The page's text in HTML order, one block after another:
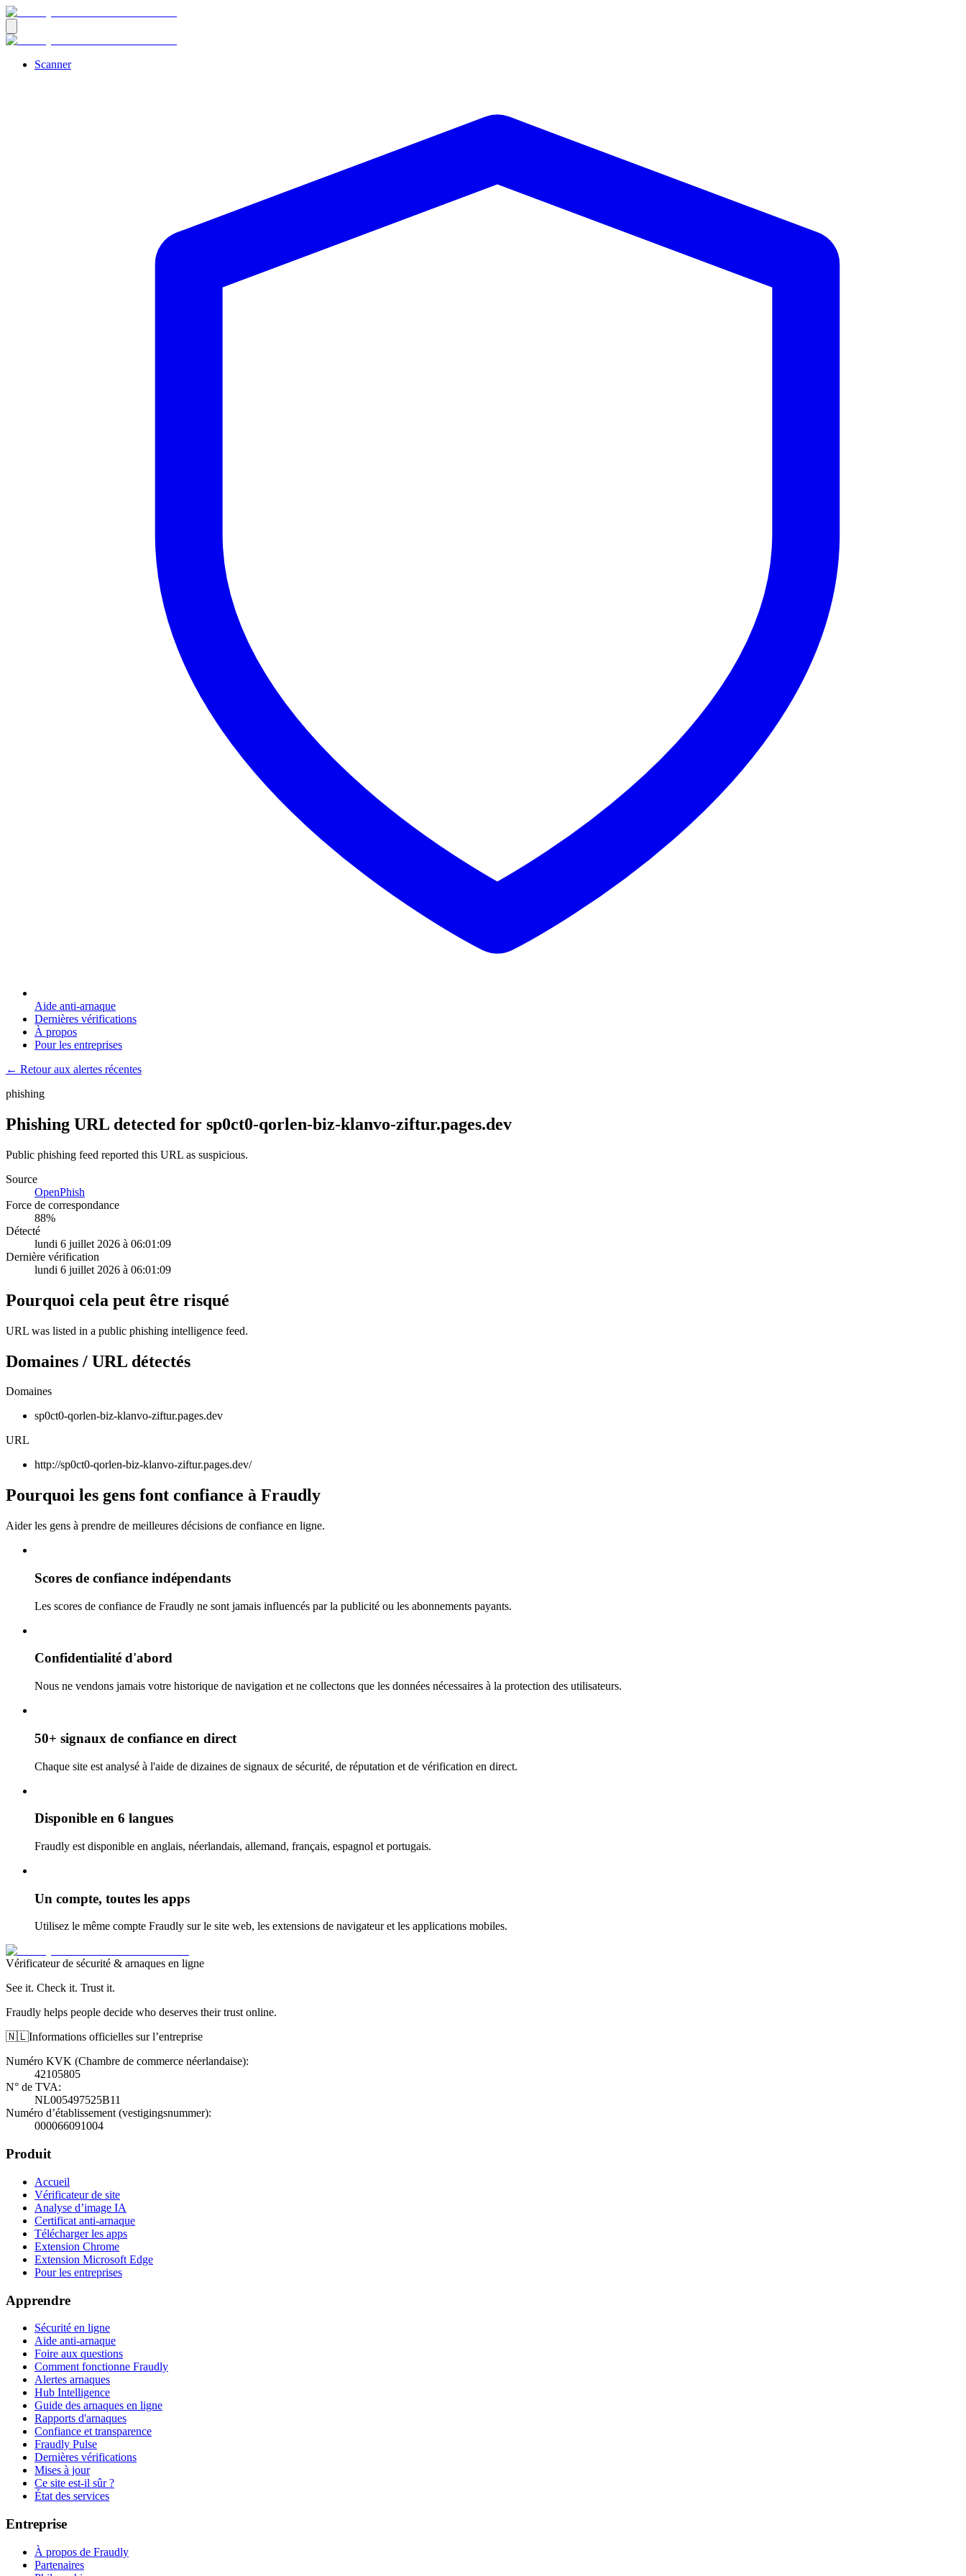
Scanner
Aide anti-arnaque
Dernières vérifications
À propos
Pour les entreprises
← Retour aux alertes récentes
phishing
Phishing URL detected for sp0ct0-qorlen-biz-klanvo-ziftur.pages.dev
Public phishing feed reported this URL as suspicious.
Source
OpenPhish
Force de correspondance
88%
Détecté
lundi 6 juillet 2026 à 06:01:09
Dernière vérification
lundi 6 juillet 2026 à 06:01:09
Pourquoi cela peut être risqué
URL was listed in a public phishing intelligence feed.
Domaines / URL détectés
Domaines
sp0ct0-qorlen-biz-klanvo-ziftur.pages.dev
URL
http://sp0ct0-qorlen-biz-klanvo-ziftur.pages.dev/
Pourquoi les gens font confiance à Fraudly
Aider les gens à prendre de meilleures décisions de confiance en ligne.
Scores de confiance indépendants
Les scores de confiance de Fraudly ne sont jamais influencés par la publicité ou les abonnements payants.
Confidentialité d'abord
Nous ne vendons jamais votre historique de navigation et ne collectons que les données nécessaires à la protection des utilisateurs.
50+ signaux de confiance en direct
Chaque site est analysé à l'aide de dizaines de signaux de sécurité, de réputation et de vérification en direct.
Disponible en 6 langues
Fraudly est disponible en anglais, néerlandais, allemand, français, espagnol et portugais.
Un compte, toutes les apps
Utilisez le même compte Fraudly sur le site web, les extensions de navigateur et les applications mobiles.
Vérificateur de sécurité & arnaques en ligne
See it. Check it. Trust it.
Fraudly helps people decide who deserves their trust online.
🇳🇱Informations officielles sur l’entreprise
Numéro KVK (Chambre de commerce néerlandaise):
42105805
N° de TVA:
NL005497525B11
Numéro d’établissement (vestigingsnummer):
000066091004
Produit
Accueil
Vérificateur de site
Analyse d’image IA
Certificat anti-arnaque
Télécharger les apps
Extension Chrome
Extension Microsoft Edge
Pour les entreprises
Apprendre
Sécurité en ligne
Aide anti-arnaque
Foire aux questions
Comment fonctionne Fraudly
Alertes arnaques
Hub Intelligence
Guide des arnaques en ligne
Rapports d'arnaques
Confiance et transparence
Fraudly Pulse
Dernières vérifications
Mises à jour
Ce site est-il sûr ?
État des services
Entreprise
À propos de Fraudly
Partenaires